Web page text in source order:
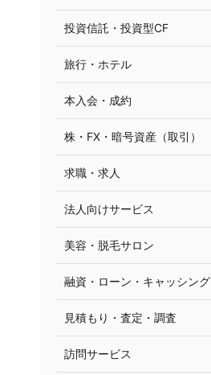
投資信託・投資型CF
旅行・ホテル
本入会・成約
株・FX・暗号資産（取引）
求職・求人
法人向けサービス
美容・脱毛サロン
融資・ローン・キャッシング
見積もり・査定・調査
訪問サービス